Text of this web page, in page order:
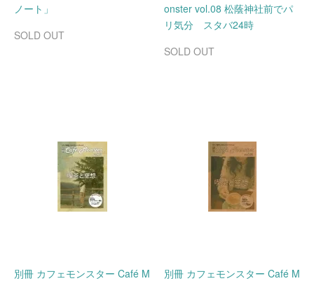
ノート」
SOLD OUT
onster vol.08 松蔭神社前でパ
リ気分 スタバ24時
SOLD OUT
別冊 カフェモンスター Café M
別冊 カフェモンスター Café M